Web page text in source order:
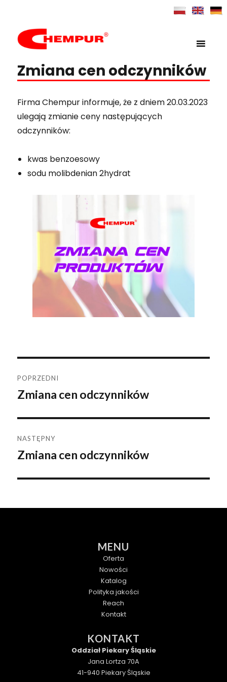
Chempur
Zmiana cen odczynników
Firma Chempur informuje, że z dniem 20.03.2023
ulegają zmianie ceny następujących
odczynników:
kwas benzoesowy
sodu molibdenian 2hydrat
Nawigacja
wpisu
POPRZEDNI
Poprzedni
Zmiana cen odczynników
NASTĘPNY
Następny
Zmiana cen odczynników
MENU
Oferta
Nowości
Katalog
Polityka jakości
Reach
Kontakt
KONTAKT
Oddział Piekary Śląskie
Jana Lortza 70A
41-940 Piekary Śląskie